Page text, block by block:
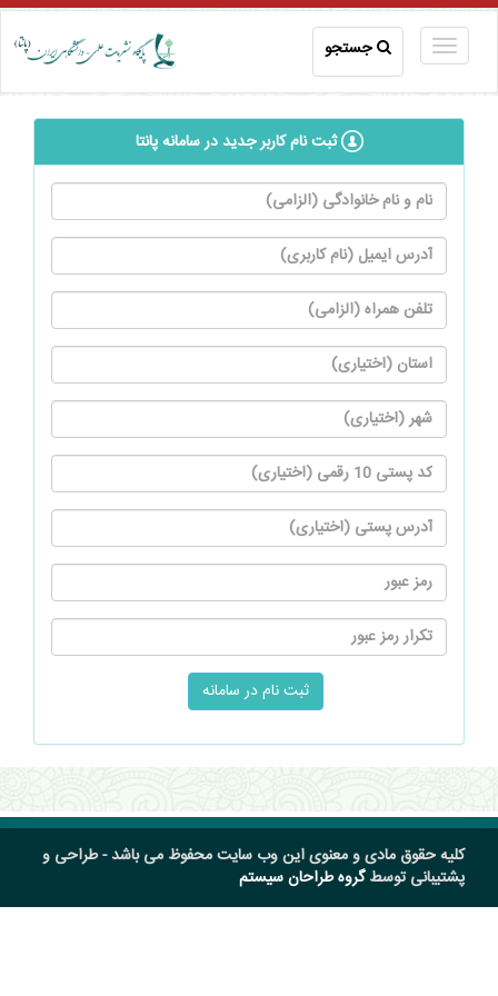
جستجو
ثبت نام کاربر جدید در سامانه پانتا
کلیه حقوق مادی و معنوی این وب سایت محفوظ می باشد - طراحی و
پشتیبانی توسطگروه طراحان سیستم